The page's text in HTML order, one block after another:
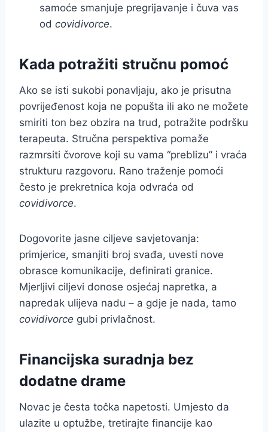
samoće smanjuje pregrijavanje i čuva vas
od covidivorce.
Kada potražiti stručnu pomoć
Ako se isti sukobi ponavljaju, ako je prisutna
povrijeđenost koja ne popušta ili ako ne možete
smiriti ton bez obzira na trud, potražite podršku
terapeuta. Stručna perspektiva pomaže
razmrsiti čvorove koji su vama “preblizu” i vraća
strukturu razgovoru. Rano traženje pomoći
često je prekretnica koja odvraća od
covidivorce.
Dogovorite jasne ciljeve savjetovanja:
primjerice, smanjiti broj svađa, uvesti nove
obrasce komunikacije, definirati granice.
Mjerljivi ciljevi donose osjećaj napretka, a
napredak ulijeva nadu – a gdje je nada, tamo
covidivorce gubi privlačnost.
Financijska suradnja bez
dodatne drame
Novac je česta točka napetosti. Umjesto da
ulazite u optužbe, tretirajte financije kao